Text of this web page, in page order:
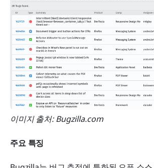
이미지 출처: Bugzilla.com
주요 특징